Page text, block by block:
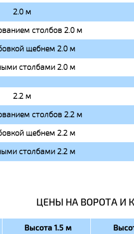
2.0 м
столбов 2.0 м
щебнем 2.0 м
столбами 2.0 м
2.2 м
столбов 2.2 м
щебнем 2.2 м
столбами 2.2 м
ЦЕНЫ НА ВОРОТА И
Высота 1.5 м